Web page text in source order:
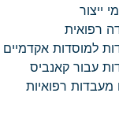
ייצור
רפואית
למוסדות אקדמיים
עבור קאנביס
מעבדות רפואיות